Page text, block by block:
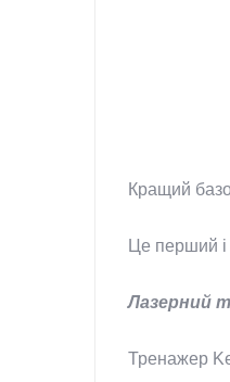
Кращий
Це перший і
Лазерний
Тренажер